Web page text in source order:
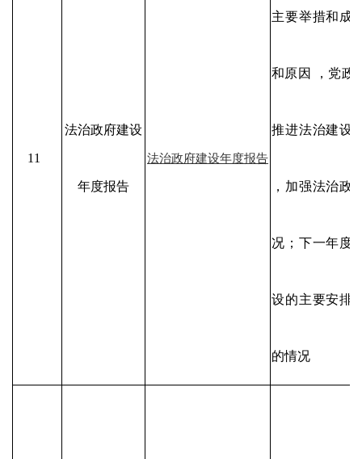
11
法治政府建设
年度报告
法治政府建设年度报告
主要举措和成
和原因 ，党政
推进法治建设
，加强法治政
况；下一年度
设的主要安排
的情况